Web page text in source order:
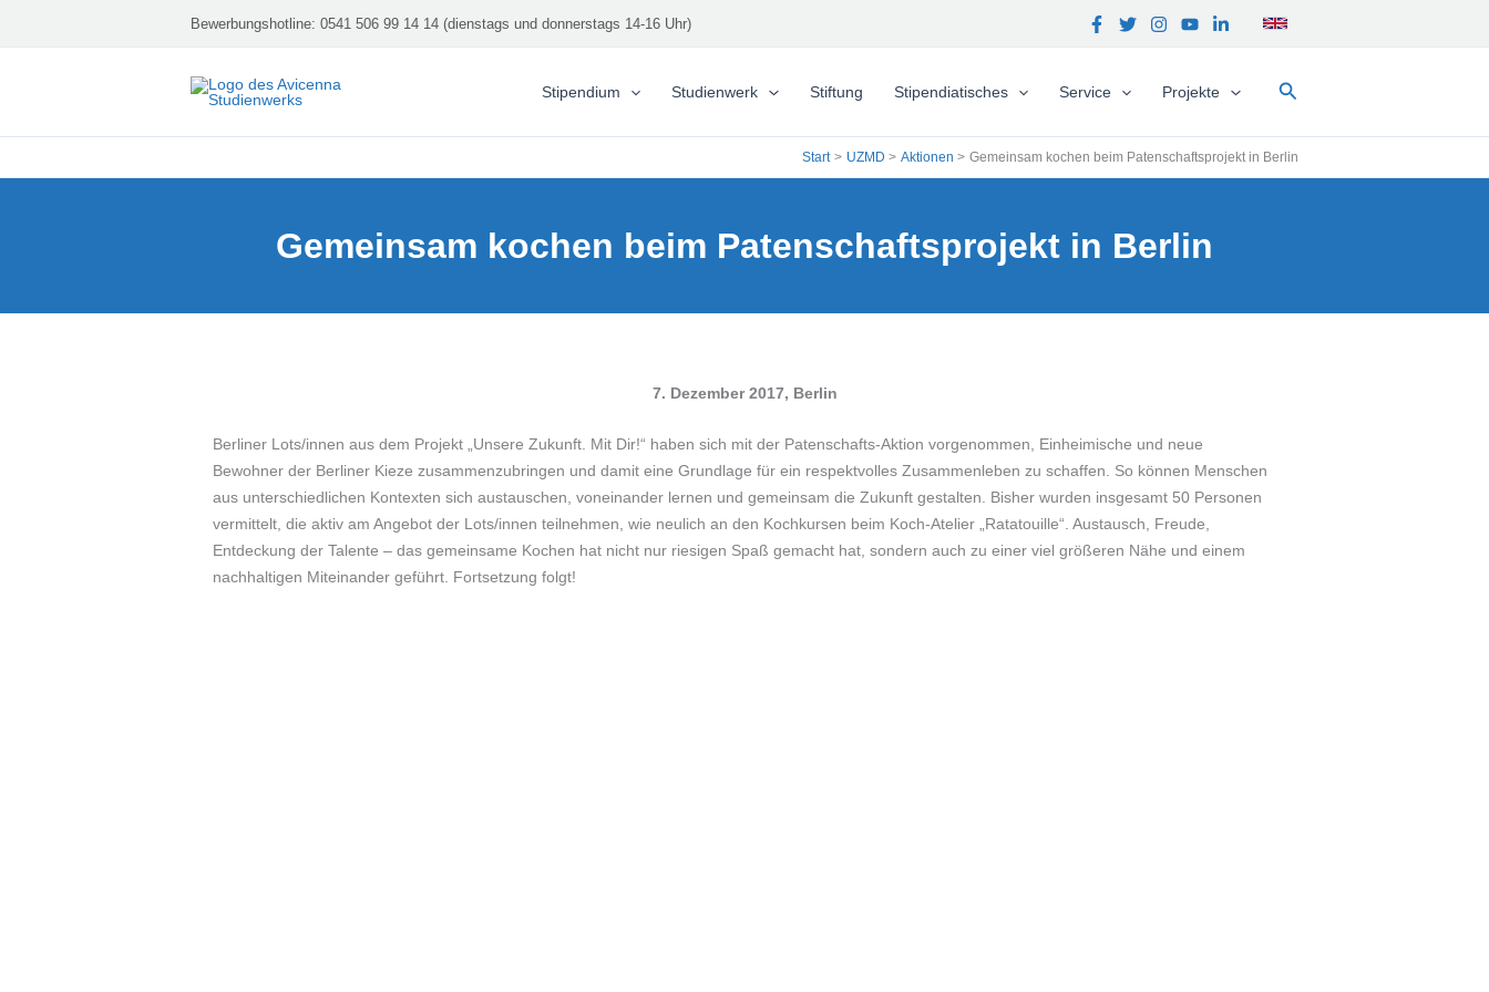
Bewerbungshotline: 0541 506 99 14 14 (dienstags und donnerstags 14-16 Uhr)
Stipendium Studienwerk Stiftung Stipendiatisches Service Projekte Suchen
Start UZMD Aktionen Gemeinsam kochen beim Patenschaftsprojekt in Berlin
Gemeinsam kochen beim Patenschaftsprojekt in Berlin
7. Dezember 2017, Berlin
Berliner Lots/innen aus dem Projekt „Unsere Zukunft. Mit Dir!“ haben sich mit der Patenschafts-Aktion vorgenommen, Einheimische und neue
Bewohner der Berliner Kieze zusammenzubringen und damit eine Grundlage für ein respektvolles Zusammenleben zu schaffen. So können Menschen
aus unterschiedlichen Kontexten sich austauschen, voneinander lernen und gemeinsam die Zukunft gestalten. Bisher wurden insgesamt 50 Personen
vermittelt, die aktiv am Angebot der Lots/innen teilnehmen, wie neulich an den Kochkursen beim Koch-Atelier „Ratatouille“. Austausch, Freude,
Entdeckung der Talente – das gemeinsame Kochen hat nicht nur riesigen Spaß gemacht hat, sondern auch zu einer viel größeren Nähe und einem
nachhaltigen Miteinander geführt. Fortsetzung folgt!